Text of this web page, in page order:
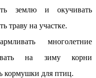
землю и окучивать
траву на участке.
многолетние
на зиму корни
кормушки для птиц.